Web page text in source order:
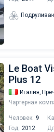
Le Boat
Plus 12
Италия,
Чартерная
Человек: 9
Год: 2012